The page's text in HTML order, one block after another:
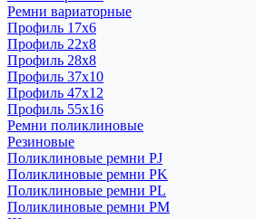
Ремни вариаторные
Профиль 17x6
Профиль 22x8
Профиль 28x8
Профиль 37x10
Профиль 47x12
Профиль 55x16
Ремни поликлиновые
Резиновые
Поликлиновые ремни PJ
Поликлиновые ремни PK
Поликлиновые ремни PL
Поликлиновые ремни PM